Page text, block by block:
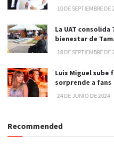
10 DE SEPTIEMBRE DE
La UAT
bienestar de
18 DE SEPTIEMBRE DE
Luis Miguel sube
sorprende a fans
24 DE JUNIO DE 2024
Recommended